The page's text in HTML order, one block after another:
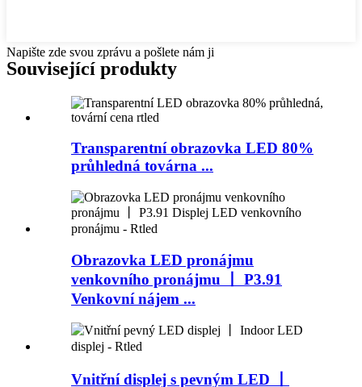
Napište zde svou zprávu a pošlete nám ji
Související produkty
Transparentní obrazovka LED 80%
průhledná továrna ...
Obrazovka LED pronájmu
venkovního pronájmu 丨 P3.91
Venkovní nájem ...
Vnitřní displej s pevným LED 丨